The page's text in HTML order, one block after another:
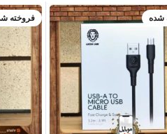
شده فروخته